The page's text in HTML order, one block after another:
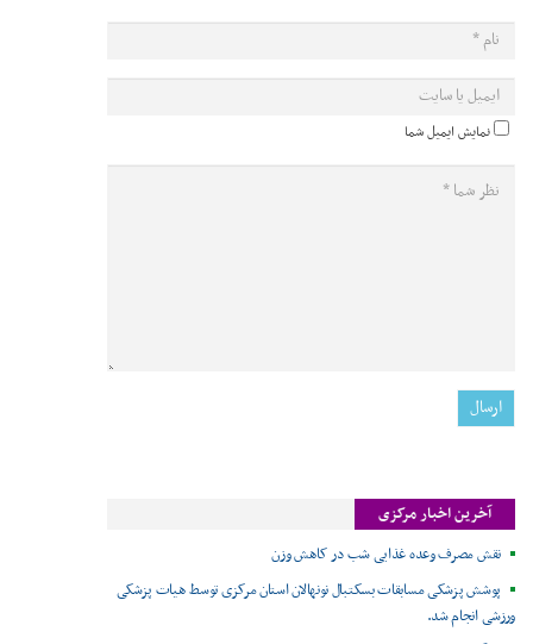
نمایش ایمیل شما
آخرین اخبار مرکزی
نقش مصرف وعده غذایی شب در کاهش وزن
پوشش پزشکی مسابقات بسکتبال نونهالان استان مرکزی توسط هیات پزشکی
ورزشی انجام شد.